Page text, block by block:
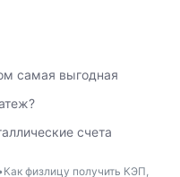
самая выгодная
счета
Как физлицу получить КЭП,